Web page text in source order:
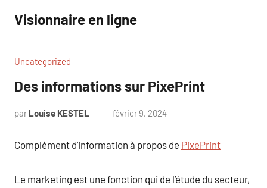
contenu
Visionnaire en ligne
Uncategorized
Des informations sur PixePrint
par Louise KESTEL février 9, 2024
Complément d’information à propos de PixePrint
Le marketing est une fonction qui de l’étude du secteur,